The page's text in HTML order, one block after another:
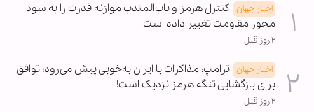
اخبار جهان کنترل هرمز و باب‌المندب موازنه قدرت را به سود
محور مقاومت تغییر داده است
۲ روز قبل
اخبار جهان ترامپ: مذاکرات با ایران به‌خوبی پیش می‌رود؛ توافق
برای بازگشایی تنگه هرمز نزدیک است!
۲ روز قبل